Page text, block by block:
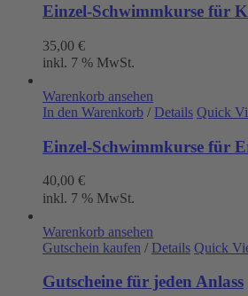
Einzel-Schwimmkurse für
35,00 €
inkl. 7 % MwSt.
Warenkorb ansehen
In den Warenkorb / Details Quick
Einzel-Schwimmkurse für
40,00 €
inkl. 7 % MwSt.
Warenkorb ansehen
Gutschein kaufen / Details Quick
Gutscheine für jeden Anlass